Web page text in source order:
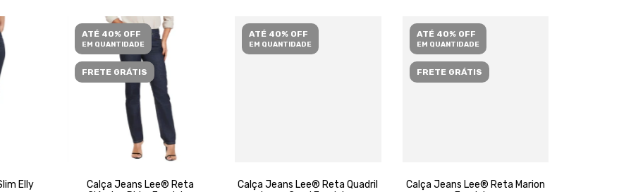
Elly
ATÉ 40% OFF
EM QUANTIDADE
FRETE GRÁTIS
Calça Jeans Lee® Reta
ATÉ 40% OFF
EM QUANTIDADE
Calça Jeans Lee® Reta Quadril
ATÉ 40% OFF
EM QUANTIDADE
FRETE GRÁTIS
Calça Jeans Lee® Reta Marion